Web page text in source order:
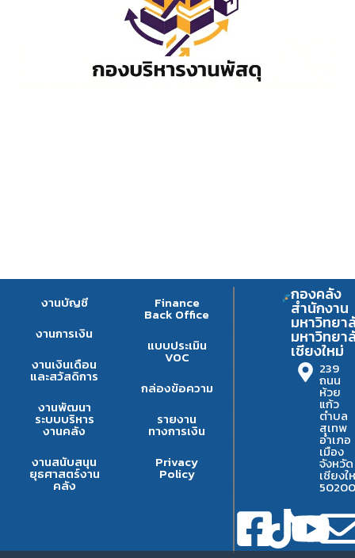
งานบัญชี
งานการเงิน
งานเงินเดือน
และสวัสดิการ
งานพัฒนา
ระบบบริหาร
งานคลัง
งานสนับสนุน
ยุธศาสตร์งาน
คลัง
Finance
Back Office
แบบประเมิน
VOC
กล่องข้อความ
รายงาน
ทางการเงิน
Privacy
Policy
กองคลัง
สำนักงาน
มหาวิทยา
มหาวิทยา
เชียงใหม่
239
ถนน
ห้วย
แก้ว
ตำบล
สุเทพ
อำเภอ
เมือง
จังหวัด
เชียงใ
50200